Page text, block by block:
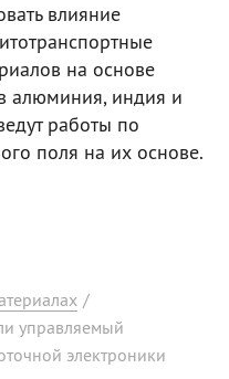
влияние
на основе
алюминия, индия и
работы по
поля на их основе.
/
управляемый
электроники